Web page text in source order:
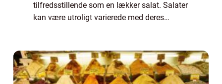
tilfredsstillende som en lækker salat. Salater
kan være utroligt varierede med deres
artike...